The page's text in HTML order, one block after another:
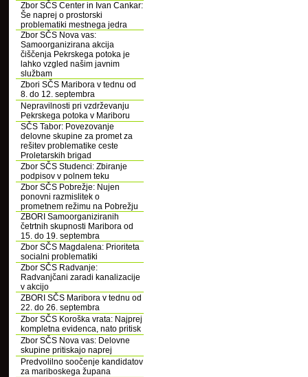
Zbor SČS Center in Ivan Cankar:
Še naprej o prostorski
problematiki mestnega jedra
Zbor SČS Nova vas:
Samoorganizirana akcija
čiščenja Pekrskega potoka je
lahko vzgled našim javnim
službam
Zbori SČS Maribora v tednu od
8. do 12. septembra
Nepravilnosti pri vzdrževanju
Pekrskega potoka v Mariboru
SČS Tabor: Povezovanje
delovne skupine za promet za
rešitev problematike ceste
Proletarskih brigad
Zbor SČS Studenci: Zbiranje
podpisov v polnem teku
Zbor SČS Pobrežje: Nujen
ponovni razmislitek o
prometnem režimu na Pobrežju
ZBORI Samoorganiziranih
četrtnih skupnosti Maribora od
15. do 19. septembra
Zbor SČS Magdalena: Prioriteta
socialni problematiki
Zbor SČS Radvanje:
Radvanjčani zaradi kanalizacije
v akcijo
ZBORI SČS Maribora v tednu od
22. do 26. septembra
Zbor SČS Koroška vrata: Najprej
kompletna evidenca, nato pritisk
Zbor SČS Nova vas: Delovne
skupine pritiskajo naprej
Predvolilno soočenje kandidatov
za mariboskega župana